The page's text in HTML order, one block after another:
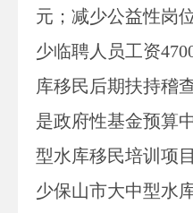
元；减少公益性岗
少临聘人员工资
库移民后期扶持稽
是政府性基金预算
型水库移民培训项
少保山市大中型水